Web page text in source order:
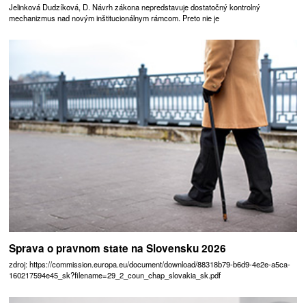
Jelinková Dudzíková, D. Návrh zákona nepredstavuje dostatočný kontrolný
mechanizmus nad novým inštitucionálnym rámcom. Preto nie je
Sprava o pravnom state na Slovensku 2026
zdroj: https://commission.europa.eu/document/download/88318b79-b6d9-4e2e-a5ca-
160217594e45_sk?filename=29_2_coun_chap_slovakia_sk.pdf